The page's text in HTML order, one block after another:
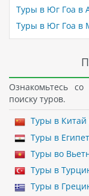
Туры в Юг Гоа в
Туры в Юг Гоа в
Ознакомьтесь
поиску туров.
Туры в
Туры в
Туры во
Туры в
Туры в